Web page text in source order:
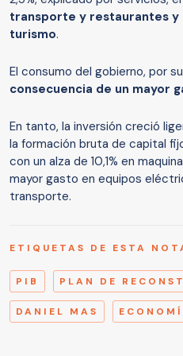
transporte y restaurantes y
turismo.
El consumo del gobierno, por
consecuencia de un mayor
En tanto, la inversión creció
la formación bruta de capital
con un alza de 10,1% en
mayor gasto en equipos
transporte.
ETIQUETAS DE ESTA
PIB PLAN DE
DANIEL MAS